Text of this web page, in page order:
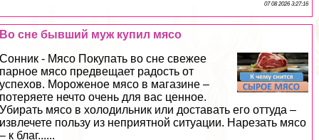
07 08 2026 3:27:16
Во сне бывший муж купил мясо
Сонник - Мясо Покупать во сне свежее
парное мясо предвещает радость от
успехов. Мороженое мясо в магазине –
потеряете нечто очень для вас ценное.
Убирать мясо в холодильник или доставать его оттуда –
извлечете пользу из неприятной ситуации. Нарезать мясо
– к благ......